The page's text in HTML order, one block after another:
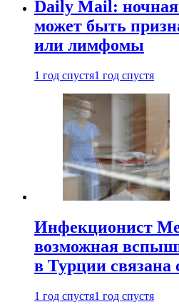
Daily Mail: ночная
может быть
или лимфомы
1 год спустя1 год спустя
Инфекционист
возможная
в Турции связана
1 год спустя1 год спустя